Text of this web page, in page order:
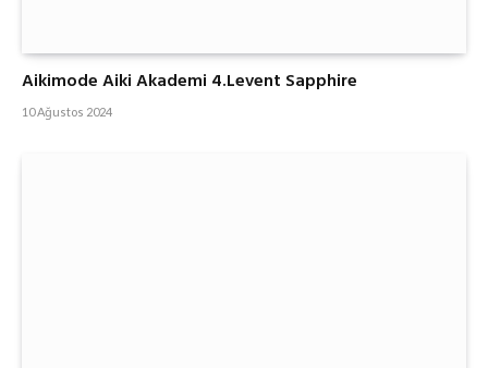
Aikimode Aiki Akademi 4.Levent Sapphire
10 Ağustos 2024